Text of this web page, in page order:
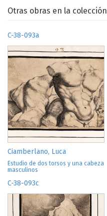
Otras obras en la colección
C-38-093a
Ciamberlano, Luca
Estudio de dos torsos y una cabeza
masculinos
C-38-093c